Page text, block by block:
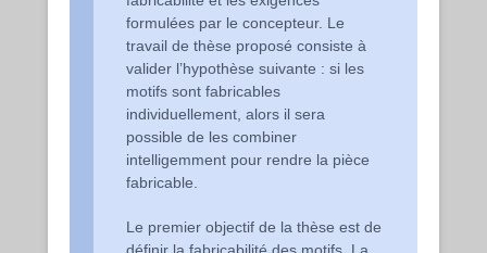
formulées par le concepteur. Le
travail de thèse proposé consiste à
valider l’hypothèse suivante : si les
motifs sont fabricables
individuellement, alors il sera
possible de les combiner
intelligemment pour rendre la pièce
fabricable.
Le premier objectif de la thèse est de